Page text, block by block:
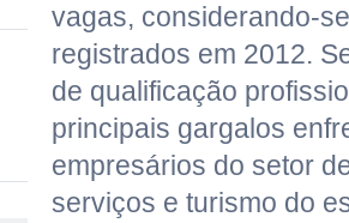
vagas, considerando-
registrados em 2012.
de qualificação
principais gargalos
empresários do setor
serviços e turismo do